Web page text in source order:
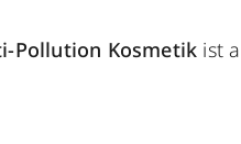
Pollution Kosmetik ist